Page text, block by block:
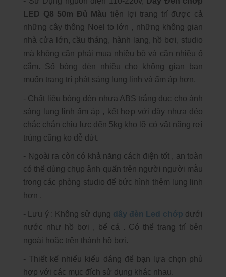
LED Q8 50m Đủ Màu tiện lợi trang trí được cả
những cây thông Noel to lớn , những không gian
nhà cửa lớn, cầu tháng, hành lang, hồ bơi, studio
mà không cần phải mua nhiều bộ và cần nhiều ổ
cắm. Số bóng đèn nhiều cho không gian bạn
muốn trang trí phát sáng lung linh và ấm áp hơn.
- Chất liệu bóng đèn nhựa ABS trắng đục cho ánh
sáng lung linh ấm áp , kết hợp với dây nhựa dẻo
chắc chắn chịu lực đến 5kg kho lỡ có vật nặng rơi
trúng cũng ko dễ đứt.
- Ngoài ra còn có khả năng cách điện tốt , an toàn
có thể dùng chụp ảnh quấn trên người người mẫu
trong các phòng studio để bức hình thêm lung linh
hơn .
- Lưu ý : Không sử dụng dây đèn Led chớp dưới
nước như hồ bơi , bể cá . Có thể trang trí bên
ngoài hoặc trên thành hồ bơi.
- Thiết kế nhiểu kiểu dáng để bạn lựa chọn phù
hợp với các mục đích sử dụng khác nhau.